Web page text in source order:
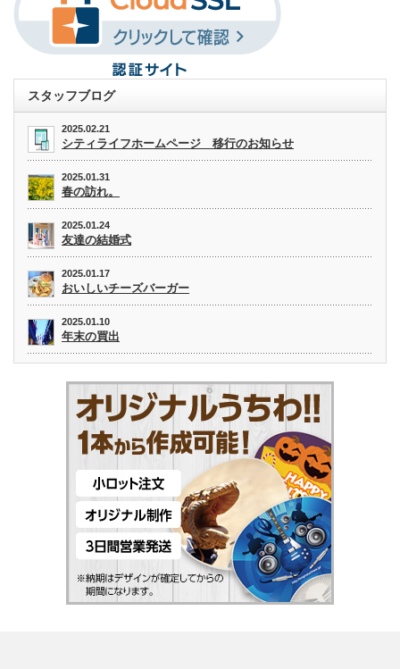
スタッフブログ
2025.02.21
シティライフホームページ 移行のお知らせ
2025.01.31
春の訪れ。
2025.01.24
友達の結婚式
2025.01.17
おいしいチーズバーガー
2025.01.10
年末の買出